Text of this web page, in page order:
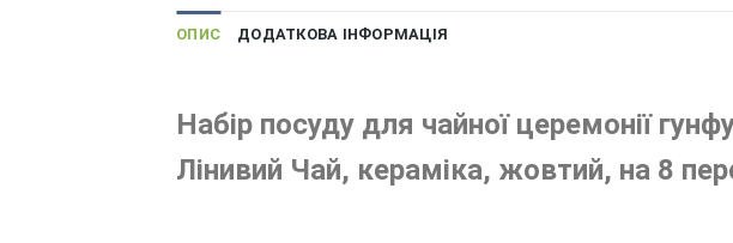
ОПИС ДОДАТКОВА ІНФОРМАЦІЯ
Набір посуду для чайної церемонії
Лінивий Чай, кераміка, жовтий, на 8